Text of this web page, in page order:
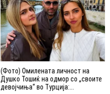
(Фото) Омилената личност на
Душко Тошиќ на одмор со „своите
девојчиња“ во Турција:...